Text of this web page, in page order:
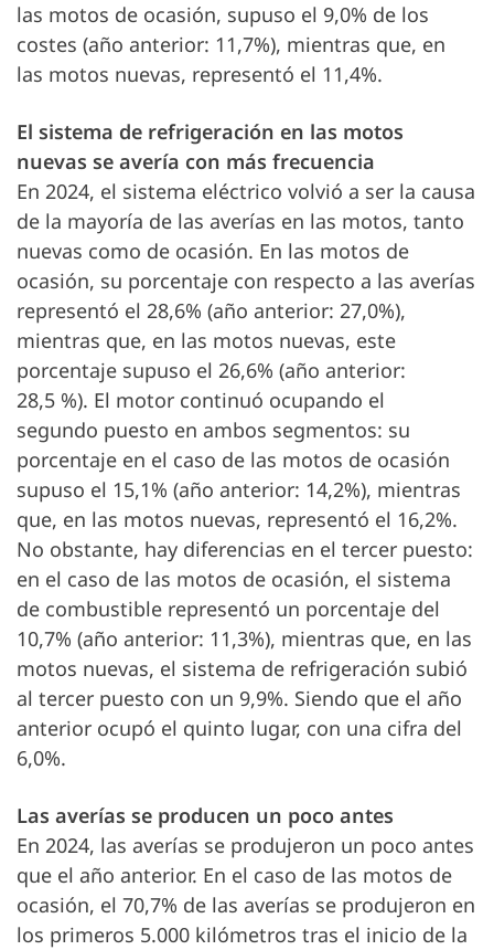
las motos de ocasión, supuso el 9,0% de los
costes (año anterior: 11,7%), mientras que, en
las motos nuevas, representó el 11,4%.
El sistema de refrigeración en las motos
nuevas se avería con más frecuencia
En 2024, el sistema eléctrico volvió a ser la causa
de la mayoría de las averías en las motos, tanto
nuevas como de ocasión. En las motos de
ocasión, su porcentaje con respecto a las averías
representó el 28,6% (año anterior: 27,0%),
mientras que, en las motos nuevas, este
porcentaje supuso el 26,6% (año anterior:
28,5 %). El motor continuó ocupando el
segundo puesto en ambos segmentos: su
porcentaje en el caso de las motos de ocasión
supuso el 15,1% (año anterior: 14,2%), mientras
que, en las motos nuevas, representó el 16,2%.
No obstante, hay diferencias en el tercer puesto:
en el caso de las motos de ocasión, el sistema
de combustible representó un porcentaje del
10,7% (año anterior: 11,3%), mientras que, en las
motos nuevas, el sistema de refrigeración subió
al tercer puesto con un 9,9%. Siendo que el año
anterior ocupó el quinto lugar, con una cifra del
6,0%.
Las averías se producen un poco antes
En 2024, las averías se produjeron un poco antes
que el año anterior. En el caso de las motos de
ocasión, el 70,7% de las averías se produjeron en
los primeros 5.000 kilómetros tras el inicio de la